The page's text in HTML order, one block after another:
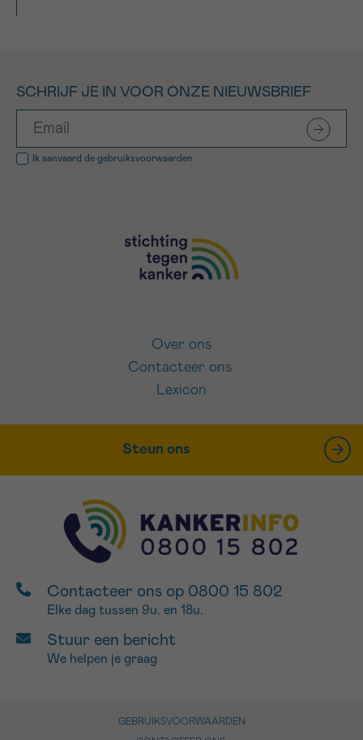
SCHRIJF JE IN VOOR ONZE NIEUWSBRIEF
Ik aanvaard de gebruiksvoorwaarden
Over ons
Contacteer ons
Lexicon
Steun ons
Contacteer ons op 0800 15 802
Elke dag tussen 9u. en 18u.
Stuur een bericht
We helpen je graag
GEBRUIKSVOORWAARDEN